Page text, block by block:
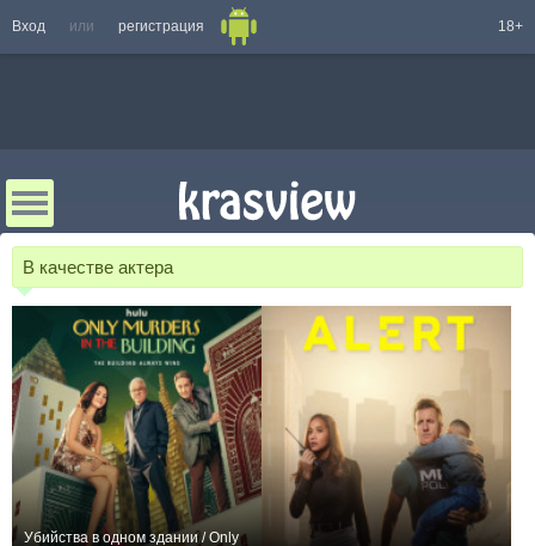
Вход или регистрация 18+
В качестве актера
Убийства в одном здании / Only